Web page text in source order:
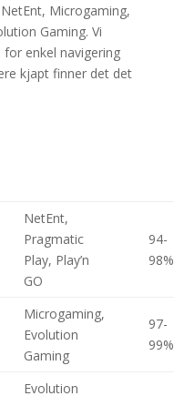
Microgaming,
Gaming. Vi
enkel navigering
kjapt finner det det
NetEnt,
Pragmatic
Play, Play’n
GO
94-
98%
Microgaming,
Evolution
Gaming
97-
99%
Evolution